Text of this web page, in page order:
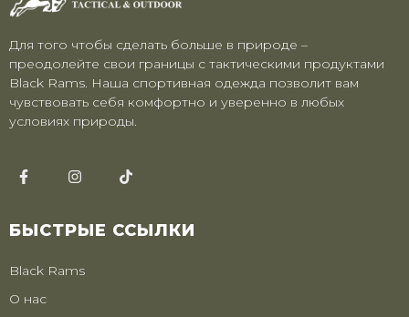
Для того чтобы сделать больше в природе –
преодолейте свои границы с тактическими продуктами
Black Rams. Наша спортивная одежда позволит вам
чувствовать себя комфортно и уверенно в любых
условиях природы.
БЫСТРЫЕ ССЫЛКИ
Black Rams
О нас